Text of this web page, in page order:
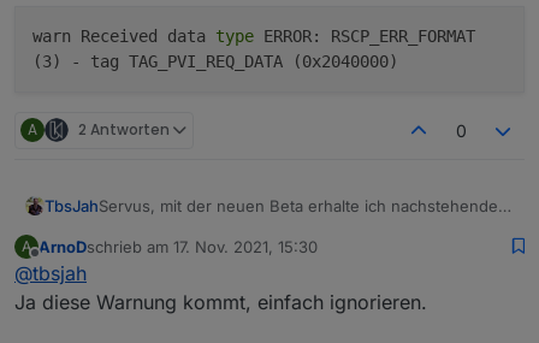
warn Received data type ERROR: RSCP_ERR_FORMAT
(3) - tag TAG_PVI_REQ_DATA (0x2040000)
A 2 Antworten 0
TbsJahServus, mit der neuen Beta erhalte ich nachstehende
Sagt diese euch etwas?
A
Offline
ArnoDschrieb am 17. Nov. 2021, 15:30
zuletzt editiert von
@tbsjah
Ja diese Warnung kommt, einfach ignorieren.